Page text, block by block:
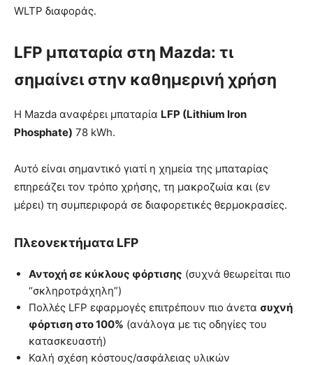
WLTP διαφοράς.
LFP μπαταρία στη Mazda: τι
σημαίνει στην καθημερινή χρήση
Η Mazda αναφέρει μπαταρία LFP (Lithium Iron
Phosphate) 78 kWh.
Αυτό είναι σημαντικό γιατί η χημεία της μπαταρίας
επηρεάζει τον τρόπο χρήσης, τη μακροζωία και (εν
μέρει) τη συμπεριφορά σε διαφορετικές θερμοκρασίες.
Πλεονεκτήματα LFP
Αντοχή σε κύκλους φόρτισης (συχνά θεωρείται πιο
“σκληροτράχηλη”)
Πολλές LFP εφαρμογές επιτρέπουν πιο άνετα συχνή
φόρτιση στο 100% (ανάλογα με τις οδηγίες του
κατασκευαστή)
Καλή σχέση κόστους/ασφάλειας υλικών